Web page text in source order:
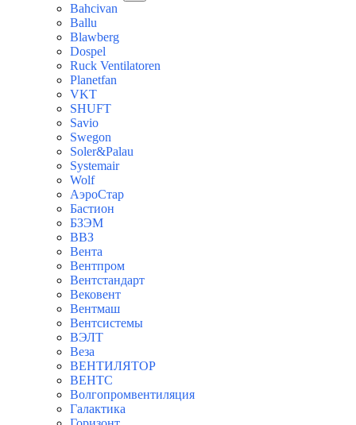
Bahcivan
Ballu
Blawberg
Dospel
Ruck Ventilatoren
Planetfan
VKT
SHUFT
Savio
Swegon
Soler&Palau
Systemair
Wolf
АэроСтар
Бастион
БЗЭМ
ВВЗ
Вента
Вентпром
Вентстандарт
Вековент
Вентмаш
Вентсистемы
ВЭЛТ
Веза
ВЕНТИЛЯТОР
ВЕНТС
Волгопромвентиляция
Галактика